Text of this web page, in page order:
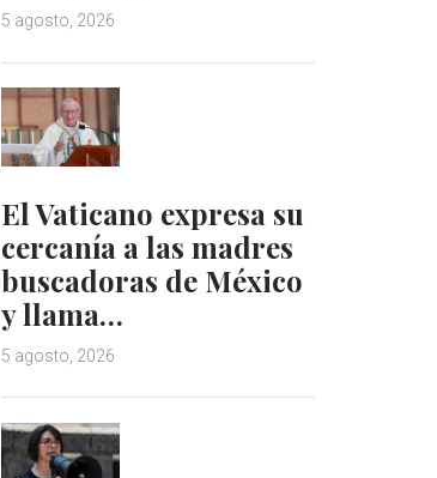
5 agosto, 2026
El Vaticano expresa su
cercanía a las madres
buscadoras de México
y llama…
5 agosto, 2026